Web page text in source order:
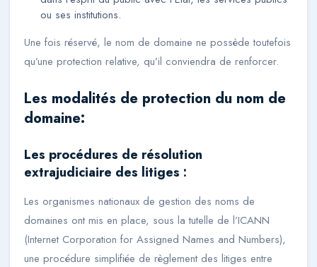
ou ses institutions.
Une fois réservé, le nom de domaine ne possède toutefois
qu’une protection relative, qu’il conviendra de renforcer.
Les modalités de protection du nom de
domaine:
Les procédures de résolution
extrajudiciaire des litiges :
Les organismes nationaux de gestion des noms de
domaines ont mis en place, sous la tutelle de l’ICANN
(Internet Corporation for Assigned Names and Numbers),
une procédure simplifiée de règlement des litiges entre